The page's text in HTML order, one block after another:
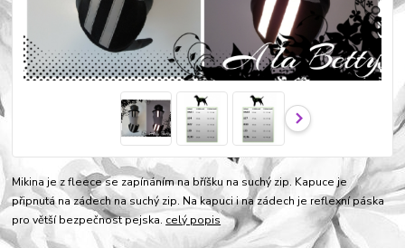
Mikina je z fleece se zapínáním na bříšku na suchý zip. Kapuce je
připnutá na zádech na suchý zip. Na kapuci i na zádech je reflexní páska
pro větší bezpečnost pejska. celý popis